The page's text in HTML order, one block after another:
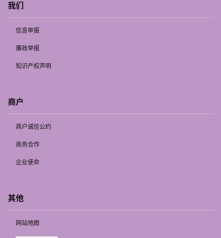
我们
信息举报
廉政举报
知识产权声明
商户
商户诚信公约
商务合作
企业使命
其他
网站地图